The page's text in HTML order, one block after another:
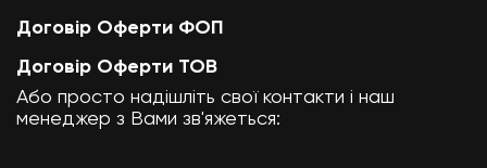
Договір Оферти ФОП
Договір Оферти ТОВ
Або просто надішліть свої контакти і наш
менеджер з Вами зв'яжеться: